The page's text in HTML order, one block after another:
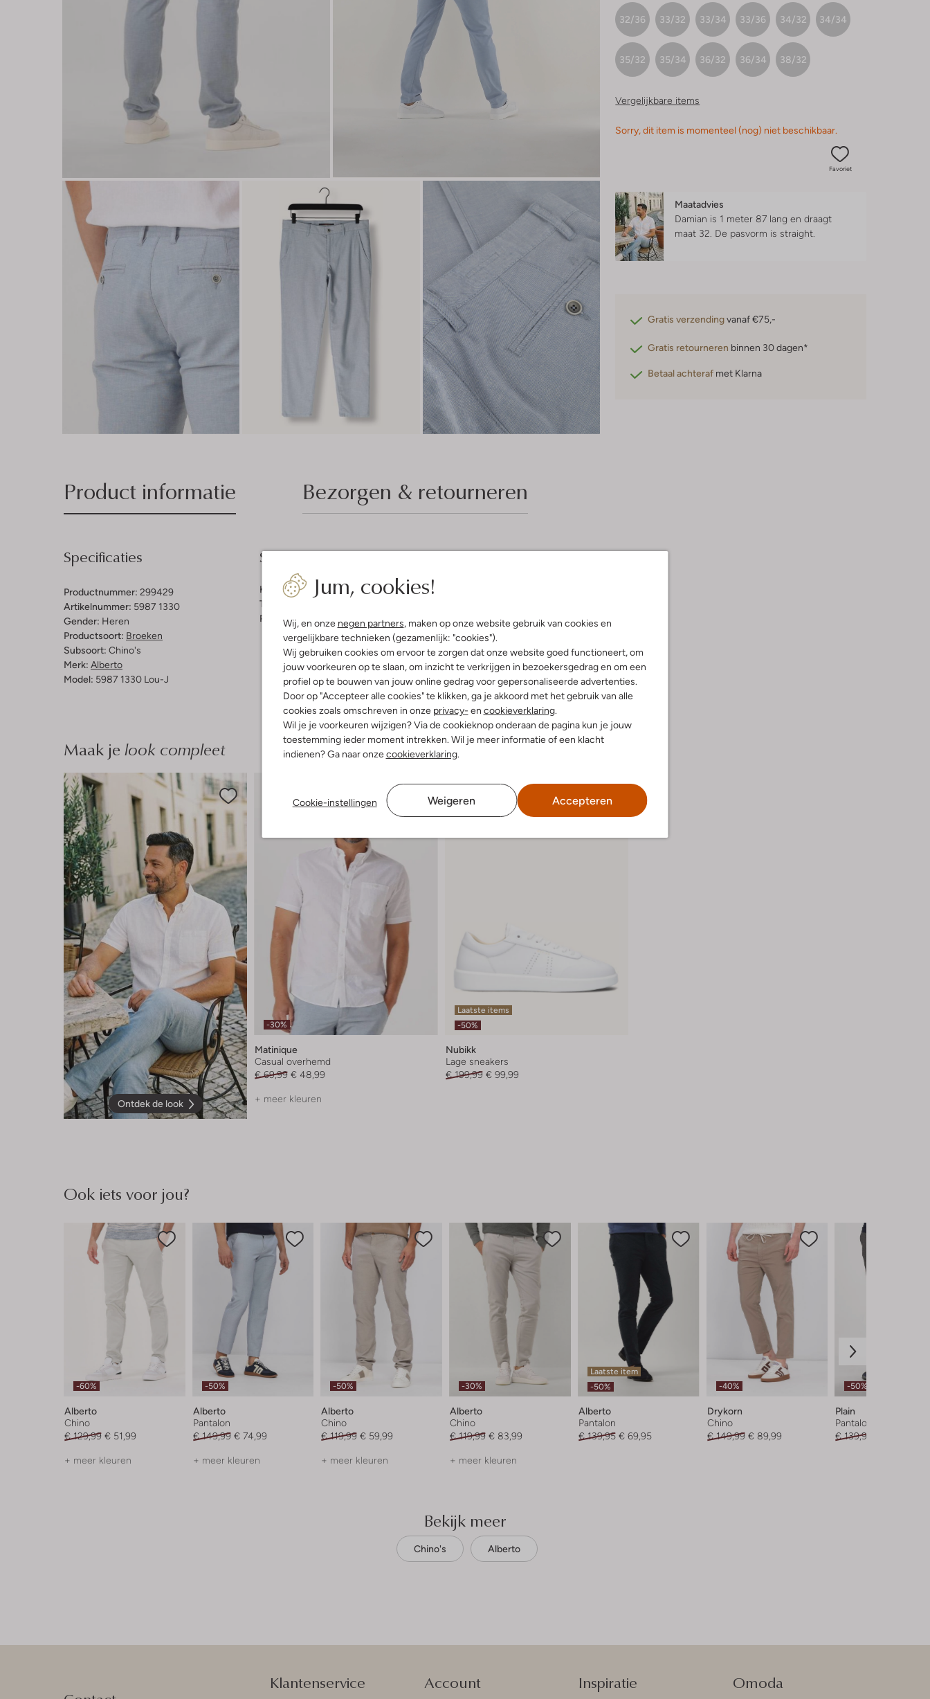
Jum, cookies!
Wij, en onze negen partners, maken op onze website gebruik van cookies en
vergelijkbare technieken (gezamenlijk: "cookies").
Wij gebruiken cookies om ervoor te zorgen dat onze website goed functioneert, om
jouw voorkeuren op te slaan, om inzicht te verkrijgen in bezoekersgedrag en om een
profiel op te bouwen van jouw online gedrag voor gepersonaliseerde advertenties.
Door op "Accepteer alle cookies" te klikken, ga je akkoord met het gebruik van alle
cookies zoals omschreven in onze privacy- en cookieverklaring.
Wil je je voorkeuren wijzigen? Via de cookieknop onderaan de pagina kun je jouw
toestemming ieder moment intrekken. Wil je meer informatie of een klacht
indienen? Ga naar onzecookieverklaring.
Cookie-instellingen Weigeren Accepteren
32/36 33/32 33/34 33/36 34/32 34/34
35/32 35/34 36/32 36/34 38/32
Vergelijkbare items
Sorry, dit item is momenteel (nog) niet beschikbaar.
Favoriet
Maatadvies
Damian is 1 meter 87 lang en draagt
maat 32. De pasvorm is straight
Gratis verzendingvanaf €75,-
Gratis retourneren binnen 30 dagen*
Betaal achteraf met Klarna
Product informatie Bezorgen & retourneren
Specificaties
Productnummer: 299429
Artikelnummer: 5987 1330
Gender: Heren
Productsoort: Broeken
Subsoort: Chino's
Merk: Alberto
Model: 5987 1330 Lou-J
Samenstelling & Pasvorm
Kleur:Lichtblauw
Taillehoogte:
Pasvorm:
Maak je look compleet
Ontdek de look
-30%
Matinique
Casual overhemd
€ 69,99 € 48,99
+ meer kleuren
Laatste items
-50%
Nubikk
Lage sneakers
€ 199,99 € 99,99
Ook iets voor jou?
-60%
Alberto
Chino
€ 129,99 € 51,99
+ meer kleuren
-50%
Alberto
Pantalon
€ 149,99 € 74,99
+ meer kleuren
-50%
Alberto
Chino
€ 119,99 € 59,99
+ meer kleuren
-30%
Alberto
Chino
€ 119,99 € 83,99
+ meer kleuren
Laatste item
-50%
Alberto
Pantalon
€ 139,95 € 69,95
-40%
Drykorn
Chino
€ 149,99 € 89,99
-50%
Plain
Pantalon
€ 139,95
Bekijk meer
Chino's Alberto
Klantenservice Account Inspiratie Omoda